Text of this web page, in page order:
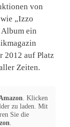
von
„Izzo
Album ein
2012 auf Platz
Zeiten.
. Klicken
zu laden. Mit
Sie die